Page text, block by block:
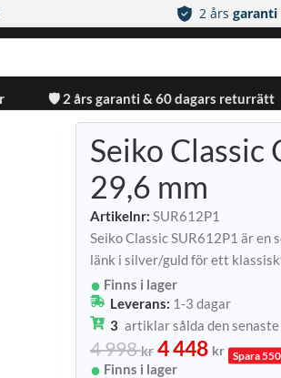
2 års garanti
🛡️ 2 års garanti & 60 dagars returrätt
Seiko
29,6 mm
Artikelnr: SUR612P1
Seiko Classic SUR612P1 är
länk i silver/guld för ett
Finns i lager
Leverans: 1-3 dagar
3 artiklar sålda den
4 998kr 4 448 kr Spara
Finns i lager